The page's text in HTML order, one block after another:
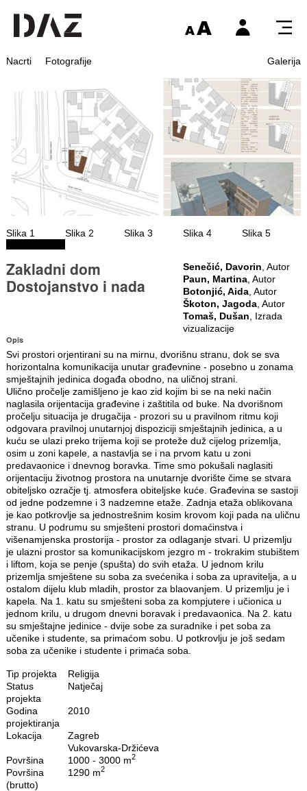
Nacrti Fotografije Galerija
Slika 1 Slika 2 Slika 3 Slika 4 Slika 5
Zakladni dom
Dostojanstvo i nada
Senečić, Davorin , Autor
Paun, Martina , Autor
Botonjić, Aida , Autor
Škoton, Jagoda , Autor
Tomaš, Dušan , Izrada
vizualizacije
Opis
Svi prostori orjentirani su na mirnu, dvorišnu stranu, dok se sva
horizontalna komunikacija unutar građevnine - posebno u zonama
smještajnih jedinica događa obodno, na uličnoj strani.
Ulično pročelje zamišljeno je kao zid kojim bi se na neki način
naglasila orijentacija građevine i zaštitila od buke. Na dvorišnom
pročelju situacija je drugačija - prozori su u pravilnom ritmu koji
odgovara pravilnoj unutarnjoj dispoziciji smještajnih jedinica, a u
kuću se ulazi preko trijema koji se proteže duž cijelog prizemlja,
osim u zoni kapele, a nastavlja se i na prvom katu u zoni
predavaonice i dnevnog boravka. Time smo pokušali naglasiti
orijentaciju životnog prostora na unutarnje dvorište čime se stvara
obiteljsko ozračje tj. atmosfera obiteljske kuće. Građevina se sastoji
od jedne podzemne i 3 nadzemne etaže. Zadnja etaža oblikovana
je kao potkrovlje sa jednostrešnim kosim krovom koji pada na uličnu
stranu. U podrumu su smješteni prostori domaćinstva i
višenamjenska prostorija - prostor za odlaganje stvari. U prizemlju
je ulazni prostor sa komunikacijskom jezgro m - trokrakim stubištem
i liftom, koja se penje (spušta) do svih etaža. U jednom krilu
prizemlja smještene su soba za svećenika i soba za upravitelja, a u
ostalom dijelu klub mladih, prostor za blaovanjem. U prizemlju je i
kapela. Na 1. katu su smješteni soba za kompjutere i učionica u
jednom krilu, u drugom dnevni boravak i predavaonica. Na 2. katu
su smještajne jedinice - dvije sobe za suradnike i pet soba za
učenike i studente, sa primaćom sobu. U potkrovlju je još sedam
soba za učenike i studente i primaća soba.
Tip projekta
Religija
Status
projekta
Natječaj
Godina
projektiranja
2010
Lokacija
Zagreb
Vukovarska-Držićeva
Površina
1000 - 3000 m2
Površina
(brutto)
1290 m2